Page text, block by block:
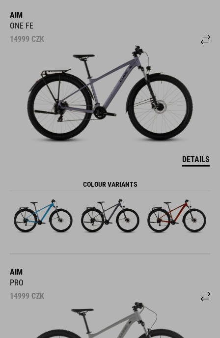
AIM
ONE FE
14999 CZK
DETAILS
COLOUR VARIANTS
AIM
PRO
14999 CZK